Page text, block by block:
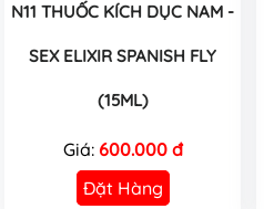
N11 THUỐC KÍCH DỤC NAM -
SEX ELIXIR SPANISH FLY
(15ML)
Giá: 600.000 đ
Đặt Hàng